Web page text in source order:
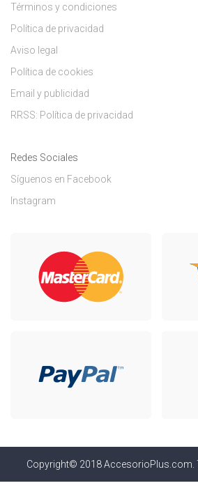
Términos y condiciones
Política de privacidad
Aviso legal
Política de cookies
Email y publicidad
RRSS: Política de privacidad
Redes Sociales
Síguenos en Facebook
Instagram
Copyright© 2018 AccesorioPlus.com.